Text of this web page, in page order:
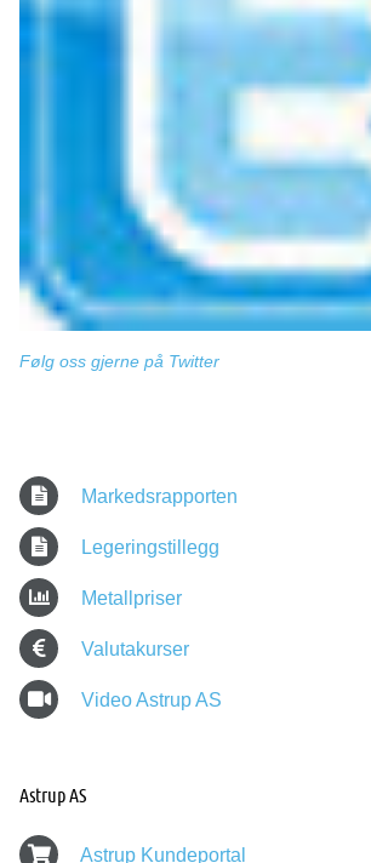
Følg oss gjerne på Twitter
Markedsrapporten
Legeringstillegg
Metallpriser
Valutakurser
Video Astrup AS
Astrup AS
Astrup Kundeportal